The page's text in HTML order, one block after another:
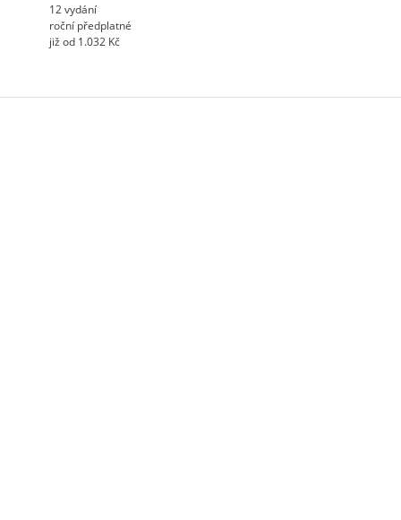
12 vydání
roční předplatné
již od 1.032 Kč